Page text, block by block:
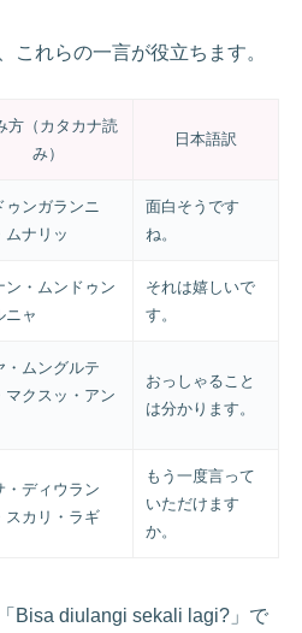
これらの一言が役立ちます。
方（カタカナ読
み）
日本語訳
ゥンガランニ
ムナリッ
面白そうです
ね。
ン・ムンドゥン
ニャ
それは嬉しいで
す。
・ムングルテ
マクスッ・アン
おっしゃること
は分かります。
・ディウラン
スカリ・ラギ
もう一度言って
いただけます
か。
Bisa diulangi sekali lagi?」で